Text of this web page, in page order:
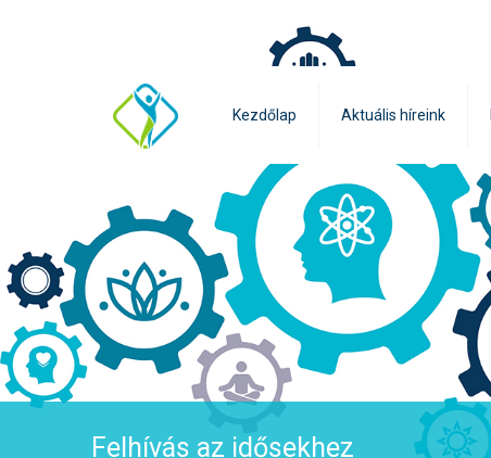
Kezdőlap Aktuális híreink
Felhívás az idősekhez